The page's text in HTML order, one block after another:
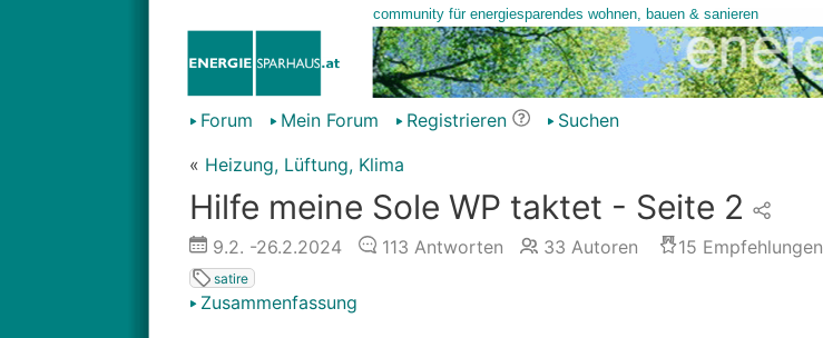
Forum Mein Forum Registrieren
Suchen
« Heizung, Lüftung, Klima
Hilfe meine Sole WP taktet - Seite 2
9.2. -26.2.2024 113 Antworten 33 Autoren 15 Empfehlungen
satire
Zusammenfassung